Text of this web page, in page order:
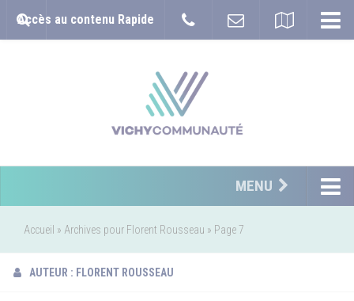
Accès au contenu Rapide
MENU
Accueil » Archives pour Florent Rousseau » Page 7
AUTEUR : FLORENT ROUSSEAU